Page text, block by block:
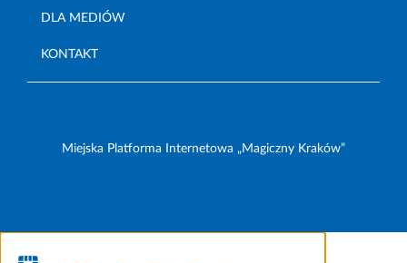
DLA MEDIÓW
KONTAKT
Miejska Platforma Internetowa „Magiczny Kraków”